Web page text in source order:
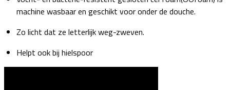
machine wasbaar en geschikt voor onder de douche.
Zo licht dat ze letterlijk weg-zweven.
Helpt ook bij hielspoor